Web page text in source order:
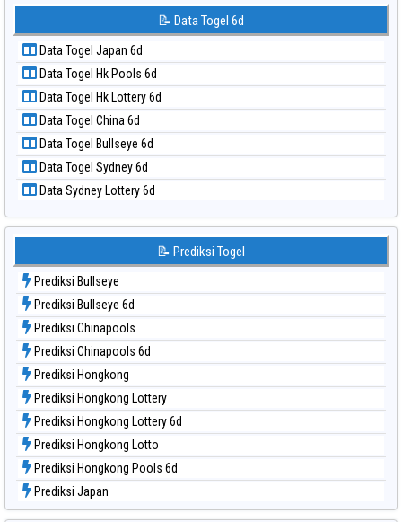
📝 Pola Dasar Taiwan
Data Togel Kuda Lari
Data Togel Magnum Cambodia
Data Togel Nagoya
Data Togel North Carolina Day
Data Togel Pcso
Data Togel Sao Paulo
Data Togel Singapore
Data Togel Sydney
Data Togel Sydney Lottery
Data Togel Sydney Lottery 6d
Data Togel Sydney Lotto
Data Togel Sydney Pools 6d
Data Togel Taipei
Data Togel Taiwan
📝 Data Togel 6d
Data Togel Japan 6d
Data Togel Hk Pools 6d
Data Togel Hk Lottery 6d
Data Togel China 6d
Data Togel Bullseye 6d
Data Togel Sydney 6d
Data Sydney Lottery 6d
📝 Prediksi Togel
Prediksi Bullseye
Prediksi Bullseye 6d
Prediksi Chinapools
Prediksi Chinapools 6d
Prediksi Hongkong
Prediksi Hongkong Lottery
Prediksi Hongkong Lottery 6d
Prediksi Hongkong Lotto
Prediksi Hongkong Pools 6d
Prediksi Japan
Prediksi Japan 6d